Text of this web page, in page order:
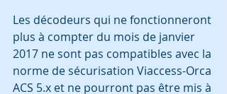
Les décodeurs qui ne fonctionneront
plus à compter du mois de janvier
2017 ne sont pas compatibles avec la
norme de sécurisation Viaccess-Orca
ACS 5.x et ne pourront pas être mis à